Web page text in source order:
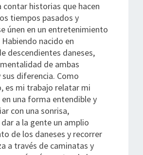
contar historias que hacen
tiempos pasados y
únen en un entretenimiento
nacido en
descendientes daneses,
de ambas
diferencia. Como
es mi trabajo relatar mi
en una forma entendible y
con una sonrisa,
a la gente un amplio
de los daneses y recorrer
a través de caminatas y